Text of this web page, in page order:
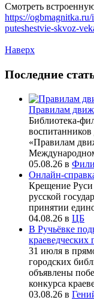
Смотреть
https://
puteshestvie-skvoz-
Наверх
Последние
Правилам
Библиотека-
воспитанников
«Правилам
05.08.26 в
Онлайн-
Крещение Руси
русской
принятии
04.08.26 в ЦБ
В Ручьёвке
краеведческих
31 июля в
городских
объявлены
конкурса
03.08.26 в